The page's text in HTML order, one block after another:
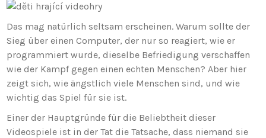
Das mag natürlich seltsam erscheinen. Warum sollte der
Sieg über einen Computer, der nur so reagiert, wie er
programmiert wurde, dieselbe Befriedigung verschaffen
wie der Kampf gegen einen echten Menschen? Aber hier
zeigt sich, wie ängstlich viele Menschen sind, und wie
wichtig das Spiel für sie ist.
Einer der Hauptgründe für die Beliebtheit dieser
Videospiele ist in der Tat die Tatsache, dass niemand sie